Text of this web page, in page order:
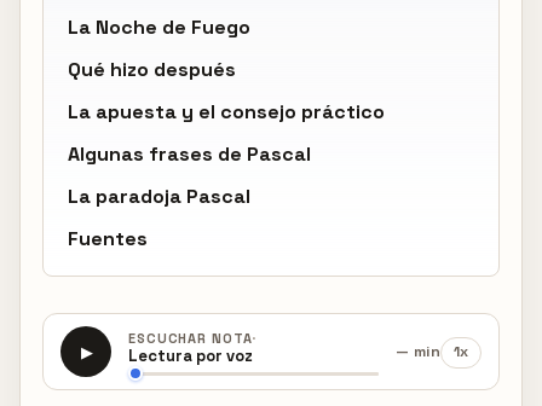
La Noche de Fuego
Qué hizo después
La apuesta y el consejo práctico
Algunas frases de Pascal
La paradoja Pascal
Fuentes
▶
ESCUCHAR NOTA·
Lectura por voz
— min 1x